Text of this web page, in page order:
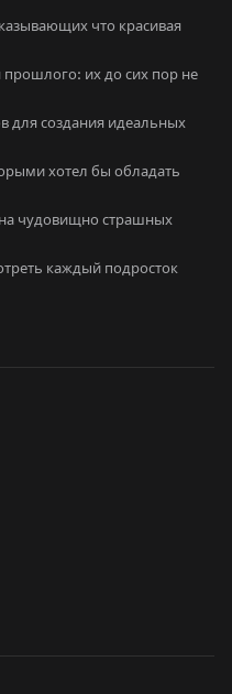
что красивая
их до сих пор не
для создания идеальных
хотел бы обладать
чудовищно страшных
каждый подросток